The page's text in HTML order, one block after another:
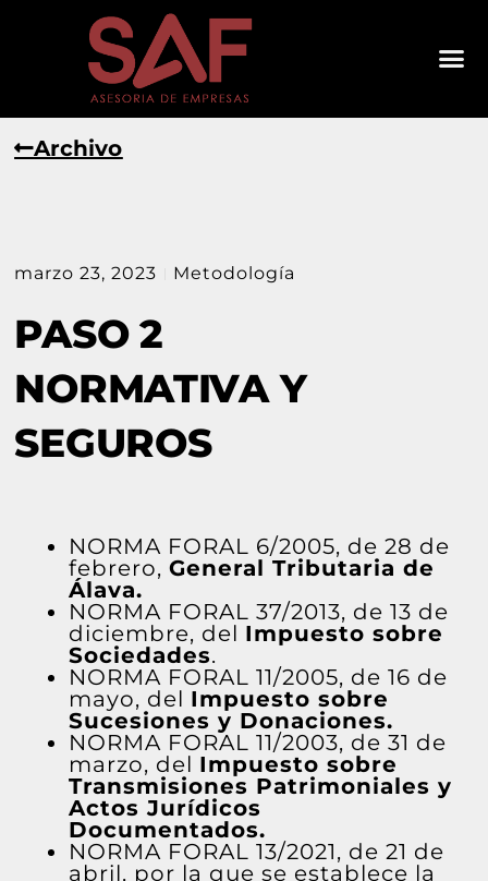
Archivo
marzo 23, 2023 Metodología
PASO 2
NORMATIVA Y
SEGUROS
NORMA FORAL 6/2005, de 28 de
febrero,General Tributaria de
Álava.
NORMA FORAL 37/2013, de 13 de
diciembre, del Impuesto sobre
Sociedades.
NORMA FORAL 11/2005, de 16 de
mayo, del Impuesto sobre
Sucesiones y Donaciones.
NORMA FORAL 11/2003, de 31 de
marzo, del Impuesto sobre
Transmisiones Patrimoniales y
Actos Jurídicos
Documentados.
NORMA FORAL 13/2021, de 21 de
abril, por la que se establece la